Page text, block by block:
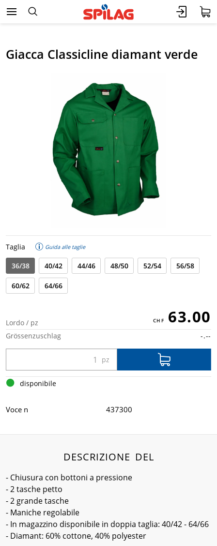
Giacca Classicline diamant verde
Taglia Guida alle taglie
36/38 40/42 44/46 48/50 52/54 56/58
60/62 64/66
Lordo / pz 63.00
Grössenzuschlag -.--
disponibile
Voce n 437300
DESCRIZIONE DEL
- Chiusura con bottoni a pressione
- 2 tasche petto
- 2 grande tasche
- Maniche regolabile
- In magazzino disponibile in doppia taglia: 40/42 - 64/66
- Diamant: 60% cottone, 40% polyester